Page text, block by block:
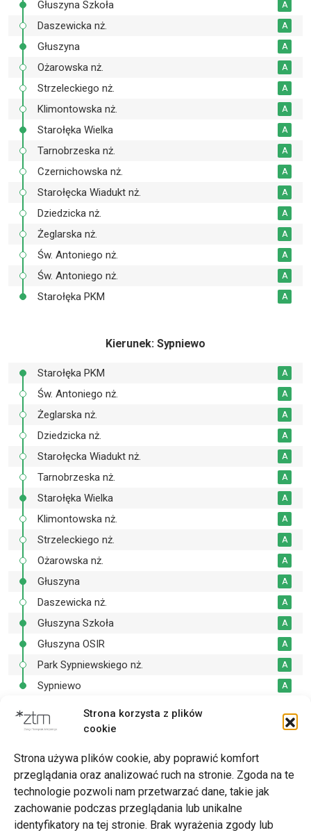
Strona korzysta z plików
cookie
Strona używa plików cookie, aby poprawić komfort
przeglądania oraz analizować ruch na stronie. Zgoda na te
technologie pozwoli nam przetwarzać dane, takie jak
zachowanie podczas przeglądania lub unikalne
identyfikatory na tej stronie. Brak wyrażenia zgody lub
Głuszyna Szkoła A
Daszewicka nż. A
Głuszyna A
Ożarowska nż. A
Strzeleckiego nż. A
Klimontowska nż. A
Starołęka Wielka A
Tarnobrzeska nż. A
Czernichowska nż. A
Starołęcka Wiadukt nż. A
Dziedzicka nż. A
Żeglarska nż. A
Św. Antoniego nż. A
Św. Antoniego nż. A
Starołęka PKM A
Kierunek: Sypniewo
Starołęka PKM A
Św. Antoniego nż. A
Żeglarska nż. A
Dziedzicka nż. A
Starołęcka Wiadukt nż. A
Tarnobrzeska nż. A
Starołęka Wielka A
Klimontowska nż. A
Strzeleckiego nż. A
Ożarowska nż. A
Głuszyna A
Daszewicka nż. A
Głuszyna Szkoła A
Głuszyna OSIR A
Park Sypniewskiego nż. A
Sypniewo A
Zarząd Transportu Miejskiego w Poznaniu